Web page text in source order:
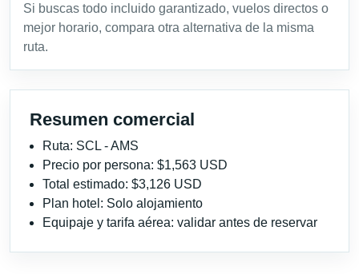
Si buscas todo incluido garantizado, vuelos directos o
mejor horario, compara otra alternativa de la misma
ruta.
Resumen comercial
Ruta: SCL - AMS
Precio por persona: $1,563 USD
Total estimado: $3,126 USD
Plan hotel: Solo alojamiento
Equipaje y tarifa aérea: validar antes de reservar